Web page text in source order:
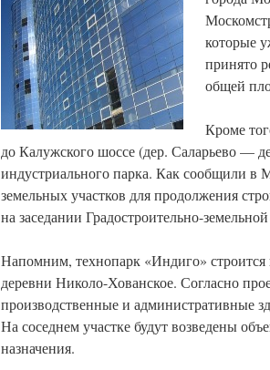
которые
принято
общей
Кроме
до Калужского шоссе (дер. Саларьево —
индустриального парка. Как сообщили в
земельных участков для продолжения
на заседании Градостроительно-
Напомним, технопарк «Индиго»
деревни Николо-Хованское. Согласно
производственные и административные
На соседнем участке будут возведены
назначения.